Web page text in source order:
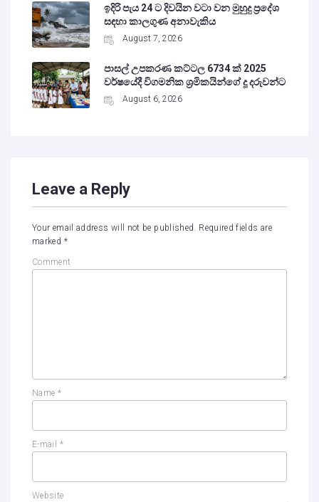
ඉදිරි පැය 24 ට දිවයින වටා වන මුහුදු ප්‍රදේශ
සඳහා කාලගුණ අනාවැකිය
August 7, 2026
පාසල් උපකරණ කට්ටල 6734 ක් 2025
වර්ෂයේදී විගමනික ශ්‍රමිකයින්ගේ දූ දරුවන්ට
August 6, 2026
Leave a Reply
Your email address will not be published. Required fields are
marked *
Comment
Name *
E-mail *
Website